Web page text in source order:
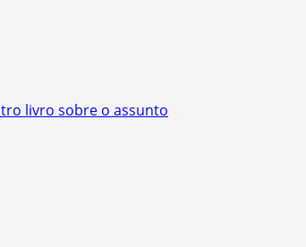
livro sobre o assunto